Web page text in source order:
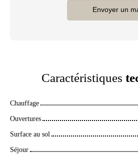
Envoyer un
Caractéristiques
Chauffage
Ouvertures
Surface au sol
Séjour